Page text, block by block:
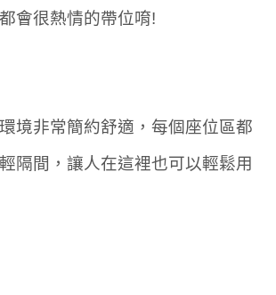
會很熱情的帶位唷!
境非常簡約舒適，每個座位區都
隔間，讓人在這裡也可以輕鬆用